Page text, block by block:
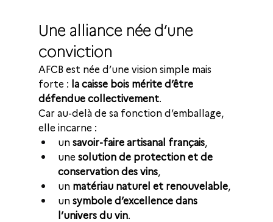
Une alliance née d’une
conviction
AFCB est née d’une vision simple mais
forte : la caisse bois mérite d’être
défendue collectivement.
Car au-delà de sa fonction d’emballage,
elle incarne :
un savoir-faire artisanal français,
une solution de protection et de
conservation des vins,
un matériau naturel et renouvelable,
un symbole d’excellence dans
l’univers du vin.